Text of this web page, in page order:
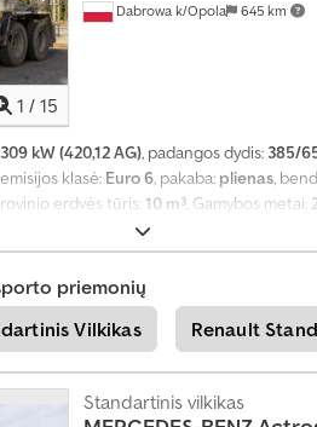
1 / 15
Dabrowa k/Opola 645 km
309 kW (420,12 AG), padangos dydis: 385/
klasė: Euro 6, pakaba: plienas,
erdvės tūris:10 m³, Gamybos metai:
langų reguliavimas, elektriškai
priemonių
Vilkikas Renault
Standartinis vilkikas